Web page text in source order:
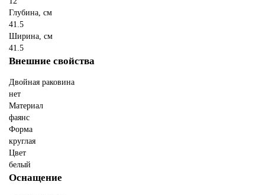
Глубина, см
41.5
Ширина, см
41.5
Внешние свойства
Двойная раковина
нет
Материал
фаянс
Форма
круглая
Цвет
белый
Оснащение